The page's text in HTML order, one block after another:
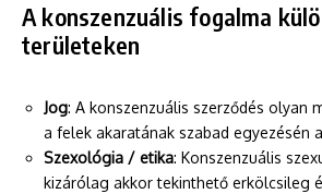
A konszenzuális fogalma
területeken
Jog: A konszenzuális szerződés olyan
a felek akaratának szabad egyezésén
Szexológia / etika: Konszenzuális
kizárólag akkor tekinthető erkölcsileg